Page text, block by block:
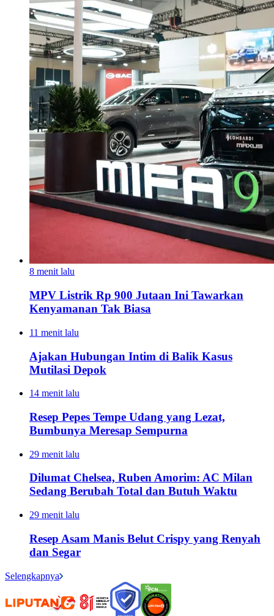
8 menit lalu
MPV Listrik Rp 900 Jutaan Ini Tawarkan
Kenyamanan Tak Biasa
11 menit lalu
Ajakan Hubungan Intim di Balik Kasus
Mutilasi Depok
14 menit lalu
Resep Pepes Tempe Udang yang Lezat,
Bumbunya Meresap Sempurna
29 menit lalu
Dilumat Chelsea, Ruben Amorim: AC Milan
Sedang Berubah Total dan Butuh Waktu
29 menit lalu
Resep Asam Manis Belut Crispy yang Renyah
dan Segar
Selengkapnya